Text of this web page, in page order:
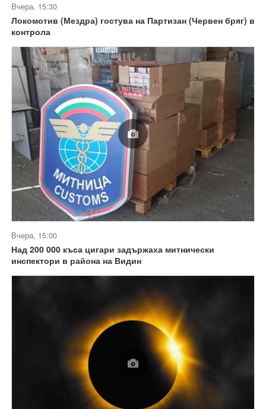
Вчера, 15:30
Локомотив (Мездра) гостува на Партизан (Червен бряг) в
контрола
Вчера, 15:00
Над 200 000 къса цигари задържаха митнически
инспектори в района на Видин